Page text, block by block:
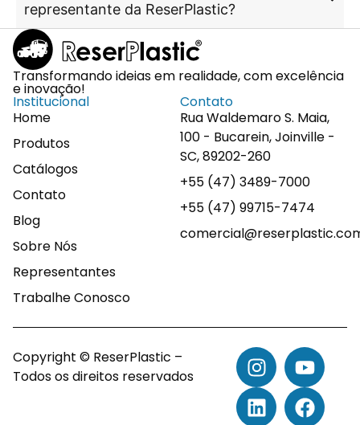
representante da ReserPlastic?
Transformando ideias em realidade, com excelência
e inovação!
Institucional
Home
Produtos
Catálogos
Contato
Blog
Sobre Nós
Representantes
Trabalhe Conosco
Contato
Rua Waldemaro S. Maia,
100 - Bucarein, Joinville -
SC, 89202-260
+55 (47) 3489-7000
+55 (47) 99715-7474
Copyright © ReserPlastic –
Todos os direitos reservados